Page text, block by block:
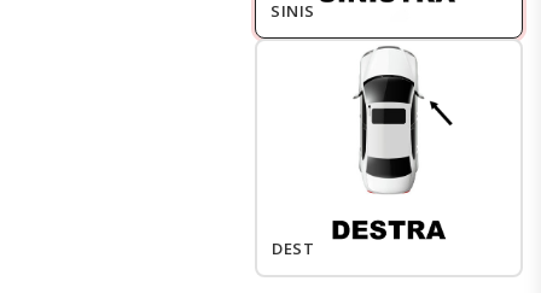
SINISTRO
DESTRO